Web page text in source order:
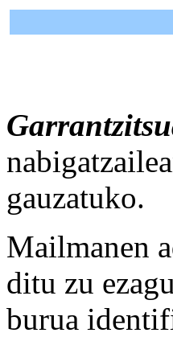
gauzatuko.
Mailmanen
ditu zu
burua